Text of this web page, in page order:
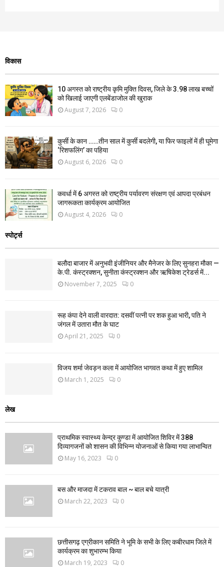
विकास
10 अगस्त को राष्ट्रीय कृमि मुक्ति दिवस, जिले के 3.98 लाख बच्चों
को खिलाई जाएगी एलबेंडाजोल की खुराक
August 7, 2026 0
कुर्सी के कान ……तीन साल में कुर्सी बदलेगी, या फिर फाइलों में ही घूमेगा
‘रिशफलिंग’ का पहिया
August 6, 2026 0
कवर्धा में 6 अगस्त को राष्ट्रीय पर्यावरण संरक्षण एवं आपदा प्रबंधन
जागरूकता कार्यक्रम आयोजित
August 4, 2026 0
स्पोर्ट्स
बलौदा बाजार में अनुभवी इंजीनियर और मैनेजर के लिए सुनहरा मौका —
के.पी. कंस्ट्रक्शन, सुनीता कंस्ट्रक्शन और ऋषिकेश ट्रेडर्स में...
November 7, 2025 0
रूह कंपा देने वाली वारदात: दसवीं पत्नी पर शक हुआ भारी, पति ने
जंगल में उतारा मौत के घाट
April 21, 2025 0
विजय शर्मा जेवड़न कला में आयोजित भागवत कथा में हुए शामिल
March 1, 2025 0
लेख
प्राथमिक स्वास्थ्य केन्द्र कुण्डा में आयोजित शिविर में 388
दिव्यागजनों को शासन की विभिन्न योजनाओं से किया गया लाभान्वित
May 16, 2023 0
बस और माजदा में टकराव बाल ~ बाल बचे यात्री
March 22, 2023 0
छत्तीसगढ़ एग्रीकान समिति ने भूमि के सभी के लिए कबीरधाम जिले में
कार्यक्रम का शुभारम्भ किया
March 19, 2023 0